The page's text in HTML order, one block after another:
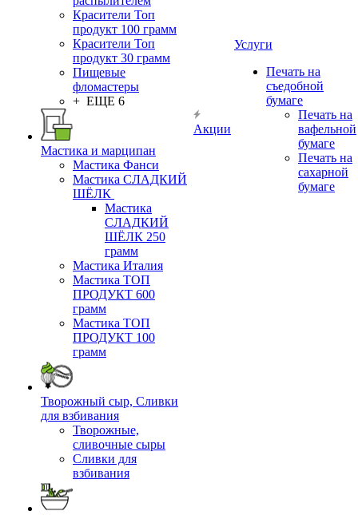
Красители Топ
продукт 100 грамм
Красители Топ
продукт 30 грамм
Пищевые
фломастеры
+ ЕЩЕ 6
Мастика и марципан
Мастика Фанси
Мастика СЛАДКИЙ
ШЁЛК
Мастика
СЛАДКИЙ
ШЁЛК 250
грамм
Мастика Италия
Мастика ТОП
ПРОДУКТ 600
грамм
Мастика ТОП
ПРОДУКТ 100
грамм
Творожный сыр, Сливки
для взбивания
Творожные,
сливочные сыры
Сливки для
взбивания
Акции
Услуги
Печать на
съедобной
бумаге
Печать на
вафельной
бумаге
Печать на
сахарной
бумаге